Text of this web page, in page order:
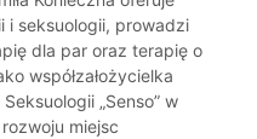
i seksuologii, prowadzi
dla par oraz terapię o
współzałożycielka
„Senso” w
miejsc